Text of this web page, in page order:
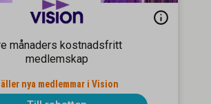
månaders kostnadsfritt
medlemskap
nya medlemmar i Vision